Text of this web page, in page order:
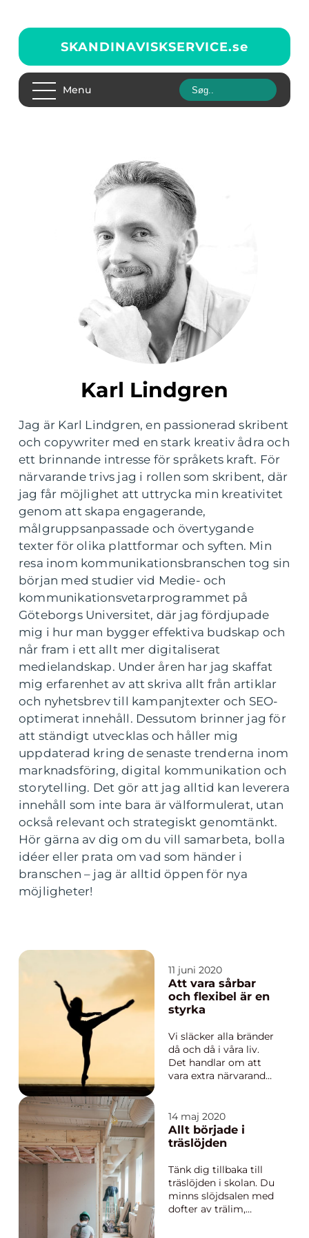
SKANDINAVISKSERVICE.se
Menu
Karl Lindgren
Jag är Karl Lindgren, en passionerad skribent
och copywriter med en stark kreativ ådra och
ett brinnande intresse för språkets kraft. För
närvarande trivs jag i rollen som skribent, där
jag får möjlighet att uttrycka min kreativitet
genom att skapa engagerande,
målgruppsanpassade och övertygande
texter för olika plattformar och syften. Min
resa inom kommunikationsbranschen tog sin
början med studier vid Medie- och
kommunikationsvetarprogrammet på
Göteborgs Universitet, där jag fördjupade
mig i hur man bygger effektiva budskap och
når fram i ett allt mer digitaliserat
medielandskap. Under åren har jag skaffat
mig erfarenhet av att skriva allt från artiklar
och nyhetsbrev till kampanjtexter och SEO-
optimerat innehåll. Dessutom brinner jag för
att ständigt utvecklas och håller mig
uppdaterad kring de senaste trenderna inom
marknadsföring, digital kommunikation och
storytelling. Det gör att jag alltid kan leverera
innehåll som inte bara är välformulerat, utan
också relevant och strategiskt genomtänkt.
Hör gärna av dig om du vill samarbeta, bolla
idéer eller prata om vad som händer i
branschen – jag är alltid öppen för nya
möjligheter!
11 juni 2020
Att vara sårbar
och flexibel är en
styrka
Vi släcker alla bränder
då och då i våra liv.
Det handlar om att
vara extra närvarande
man bra på att
hantera denna form
av stress så brukar
14 maj 2020
Allt började i
träslöjden
Tänk dig tillbaka till
träslöjden i skolan. Du
minns slöjdsalen med
dofter av trälim,